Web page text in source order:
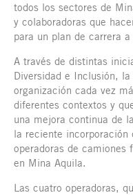
todos los sectores de
y colaboradoras que
para un plan de carrera
A través de distintas
Diversidad e Inclusión,
organización cada vez
diferentes contextos y
una mejora continua de
la reciente incorporación
operadoras de camiones
en Mina Aquila.
Las cuatro operadoras,